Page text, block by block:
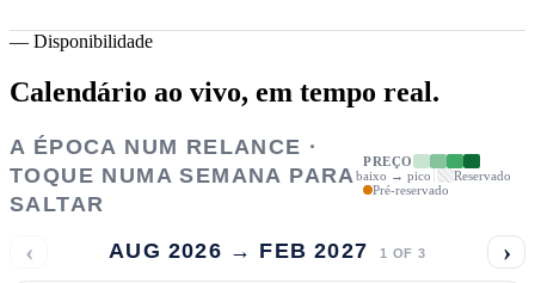
— Disponibilidade
Calendário ao vivo, em tempo real.
A ÉPOCA NUM RELANCE ·
TOQUE NUMA SEMANA PARA
SALTAR
PREÇO
baixo → pico
Reservado
Pré-reservado
‹ AUG 2026 → FEB 2027 1 OF 3 ›